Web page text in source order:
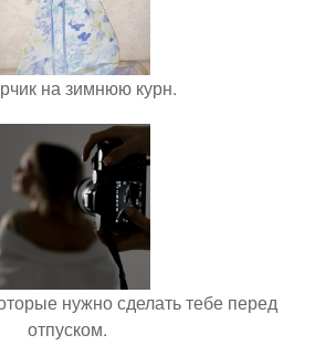
на зимнюю курн.
нужно сделать тебе перед
отпуском.